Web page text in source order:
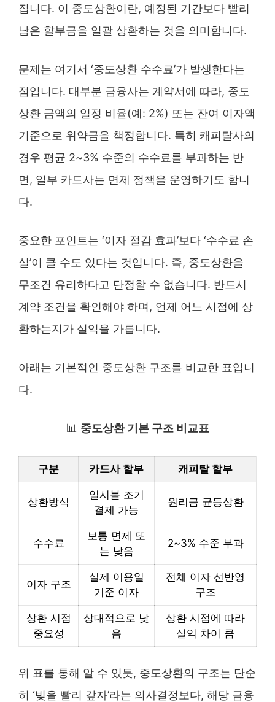
집니다. 이 중도상환이란, 예정된 기간보다 빨리
남은 할부금을 일괄 상환하는 것을 의미합니다.
문제는 여기서 ‘중도상환 수수료’가 발생한다는
점입니다. 대부분 금융사는 계약서에 따라, 중도
상환 금액의 일정 비율(예: 2%) 또는 잔여 이자액
기준으로 위약금을 책정합니다. 특히 캐피탈사의
경우 평균 2~3% 수준의 수수료를 부과하는 반
면, 일부 카드사는 면제 정책을 운영하기도 합니
다.
중요한 포인트는 ‘이자 절감 효과’보다 ‘수수료 손
실’이 클 수도 있다는 것입니다. 즉, 중도상환을
무조건 유리하다고 단정할 수 없습니다. 반드시
계약 조건을 확인해야 하며, 언제 어느 시점에 상
환하는지가 실익을 가릅니다.
아래는 기본적인 중도상환 구조를 비교한 표입니
다.
📊 중도상환 기본 구조 비교표
구분 카드사 할부 캐피탈 할부
상환방식
일시불 조기
결제 가능
원리금 균등상환
수수료
보통 면제 또
는 낮음
2~3% 수준 부과
이자 구조
실제 이용일
기준 이자
전체 이자 선반영
구조
상환 시점
중요성
상대적으로 낮
음
상환 시점에 따라
실익 차이 큼
위 표를 통해 알 수 있듯, 중도상환의 구조는 단순
히 ‘빚을 빨리 갚자’라는 의사결정보다, 해당 금융